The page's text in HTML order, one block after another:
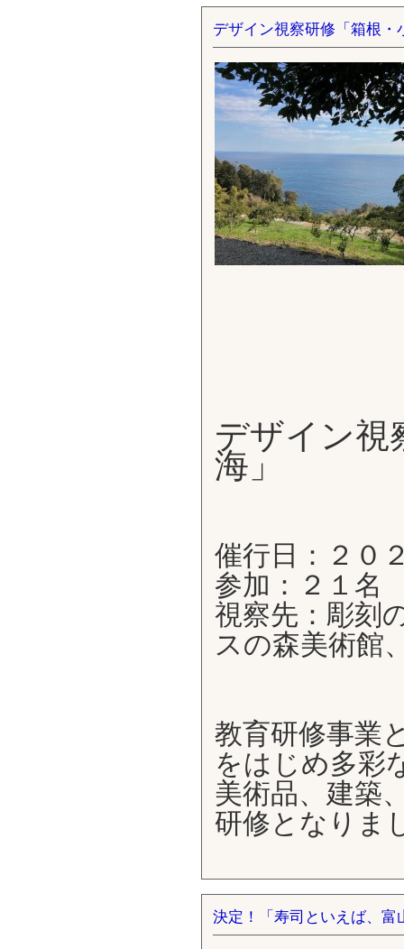
デザイン視察研修「箱根・
デザイン視
海」
催行日：２０
参加：２１名
視察先：彫刻
スの森美術館
教育研修事業
をはじめ多彩
美術品、建築
研修となりま
決定！「寿司といえば、富